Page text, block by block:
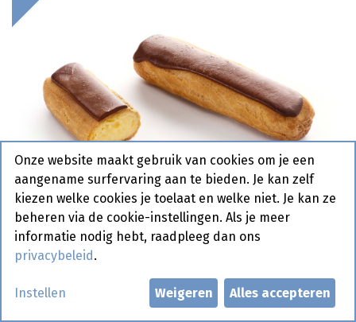
4510 Eclair La Lorraine 20 x 105
gr
Onze website maakt gebruik van cookies om je een
aangename surfervaring aan te bieden. Je kan zelf
kiezen welke cookies je toelaat en welke niet. Je kan ze
beheren via de cookie-instellingen. Als je meer
informatie nodig hebt, raadpleeg dan ons
privacybeleid .
Instellen Weigeren Alles accepteren